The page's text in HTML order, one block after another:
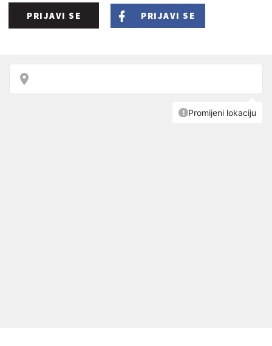
PRIJAVI SE PRIJAVI SE